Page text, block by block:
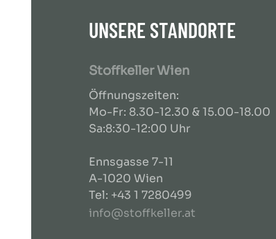
UNSERE STANDORTE
Stoffkeller Wien
Öffnungszeiten:
Mo-Fr: 8.30-12.30 & 15.00-18.00
Sa:8:30-12:00 Uhr
Ennsgasse 7-11
A-1020 Wien
Tel: +43 1 7280499
info@stoffkeller.at